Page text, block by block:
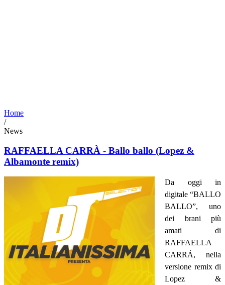
Home
/
News
RAFFAELLA CARRÀ - Ballo ballo (Lopez &
Albamonte remix)
Da oggi in
digitale “BALLO
BALLO”, uno
dei brani più
amati di
RAFFAELLA
CARRÁ, nella
versione remix di
Lopez &